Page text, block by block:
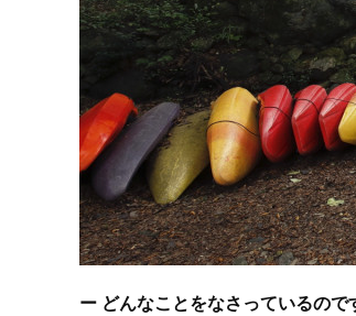
ー どんなことをなさっているので